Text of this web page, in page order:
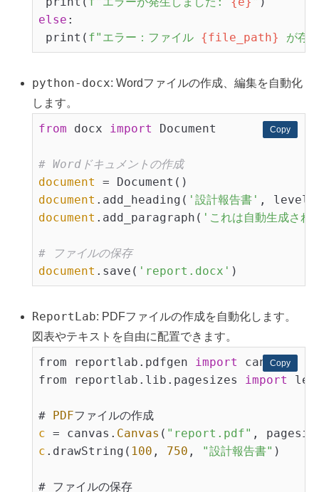
else :
print( f"エラー：ファイル {file_path} が存
python-docx: Wordファイルの作成、編集を自動化
します。
Copy
Copy
from docx import Document
# Wordドキュメントの作成
document
document .add_heading( '設計報告書' , level=
document .add_paragraph( 'これは自動生成され
# ファイルの保存
document .save( 'report.docx'
ReportLab: PDFファイルの作成を自動化します。
図表やテキストを自由に配置できます。
Copy
Copy
from reportlab.pdfgen import
canvas
from reportlab.lib.pagesizes import
# PDF
c = canvas. Canvas ( "report.pdf"
c .drawString( 100 , 750 , "設計報告書" )